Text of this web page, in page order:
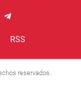
RSS
reservados.